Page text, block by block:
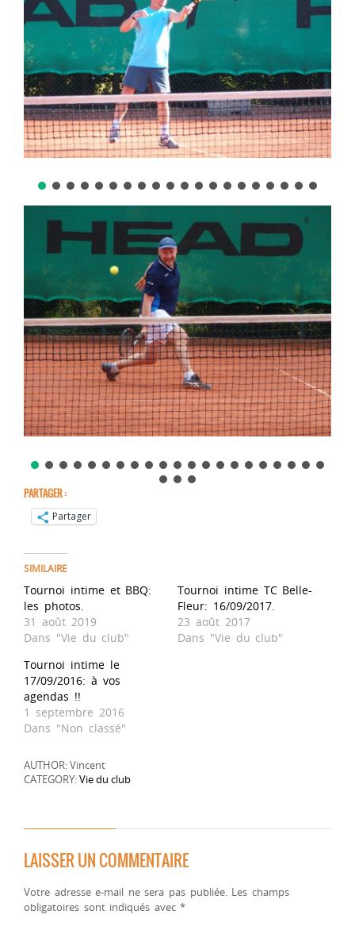
PARTAGER :
Partager
SIMILAIRE
Tournoi intime et BBQ:
les photos.
31 août 2019
Dans "Vie du club"
Tournoi intime TC Belle-
Fleur: 16/09/2017.
23 août 2017
Dans "Vie du club"
Tournoi intime le
17/09/2016: à vos
agendas !!
1 septembre 2016
Dans "Non classé"
AUTHOR: Vincent
CATEGORY:Vie du club
LAISSER UN COMMENTAIRE
Votre adresse e-mail ne sera pas publiée. Les champs
obligatoires sont indiqués avec*